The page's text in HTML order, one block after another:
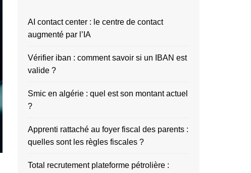
AI contact center : le centre de contact
augmenté par l’IA
Vérifier iban : comment savoir si un IBAN est
valide ?
Smic en algérie : quel est son montant actuel
?
Apprenti rattaché au foyer fiscal des parents :
quelles sont les règles fiscales ?
Total recrutement plateforme pétrolière :